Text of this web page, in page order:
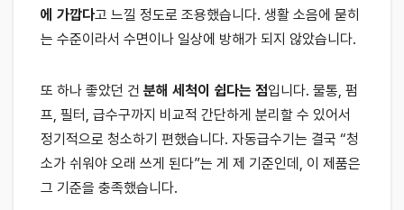
에 가깝다고 느낄 정도로 조용했습니다. 생활 소음에 묻히
는 수준이라서 수면이나 일상에 방해가 되지 않았습니다.
또 하나 좋았던 건 분해 세척이 쉽다는 점입니다. 물통, 펌
프, 필터, 급수구까지 비교적 간단하게 분리할 수 있어서
정기적으로 청소하기 편했습니다. 자동급수기는 결국 “청
소가 쉬워야 오래 쓰게 된다”는 게 제 기준인데, 이 제품은
그 기준을 충족했습니다.